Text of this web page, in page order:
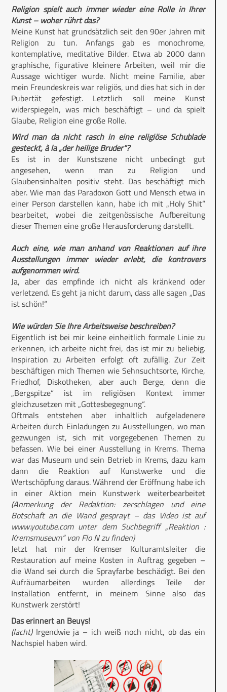
Religion spielt auch immer wieder eine Rolle in Ihrer
Kunst – woher rührt das?
Meine Kunst hat grundsätzlich seit den 90er Jahren mit
Religion zu tun. Anfangs gab es monochrome,
kontemplative, meditative Bilder. Etwa ab 2000 dann
graphische, figurative kleinere Arbeiten, weil mir die
Aussage wichtiger wurde. Nicht meine Familie, aber
mein Freundeskreis war religiös, und dies hat sich in der
Pubertät gefestigt. Letztlich soll meine Kunst
widerspiegeln, was mich beschäftigt – und da spielt
Glaube, Religion eine große Rolle.
Wird man da nicht rasch in eine religiöse Schublade
gesteckt, à la „der heilige Bruder“?
Es ist in der Kunstszene nicht unbedingt gut
angesehen, wenn man zu Religion und
Glaubensinhalten positiv steht. Das beschäftigt mich
aber. Wie man das Paradoxon Gott und Mensch etwa in
einer Person darstellen kann, habe ich mit „Holy Shit“
bearbeitet, wobei die zeitgenössische Aufbereitung
dieser Themen eine große Herausforderung darstellt.
Auch eine, wie man anhand von Reaktionen auf ihre
Ausstellungen immer wieder erlebt, die kontrovers
aufgenommen wird.
Ja, aber das empfinde ich nicht als kränkend oder
verletzend. Es geht ja nicht darum, dass alle sagen „Das
ist schön!“
Wie würden Sie Ihre Arbeitsweise beschreiben?
Eigentlich ist bei mir keine einheitlich formale Linie zu
erkennen, ich arbeite nicht frei, das ist mir zu beliebig.
Inspiration zu Arbeiten erfolgt oft zufällig. Zur Zeit
beschäftigen mich Themen wie Sehnsuchtsorte, Kirche,
Friedhof, Diskotheken, aber auch Berge, denn die
„Bergspitze“ ist im religiösen Kontext immer
gleichzusetzen mit „Gottesbegegnung“.
Oftmals entstehen aber inhaltlich aufgeladenere
Arbeiten durch Einladungen zu Ausstellungen, wo man
gezwungen ist, sich mit vorgegebenen Themen zu
befassen. Wie bei einer Ausstellung in Krems. Thema
war das Museum und sein Betrieb in Krems, dazu kam
dann die Reaktion auf Kunstwerke und die
Wertschöpfung daraus. Während der Eröffnung habe ich
in einer Aktion mein Kunstwerk weiterbearbeitet
(Anmerkung der Redaktion: zerschlagen und eine
Botschaft an die Wand gesprayt – das Video ist auf
www.youtube.com unter dem Suchbegriff „Reaktion :
Kremsmuseum“ von Flo N zu finden)
Jetzt hat mir der Kremser Kulturamtsleiter die
Restauration auf meine Kosten in Auftrag gegeben –
die Wand sei durch die Sprayfarbe beschädigt. Bei den
Aufräumarbeiten wurden allerdings Teile der
Installation entfernt, in meinem Sinne also das
Kunstwerk zerstört!
Das erinnert an Beuys!
(lacht)Irgendwie ja – ich weiß noch nicht, ob das ein
Nachspiel haben wird.